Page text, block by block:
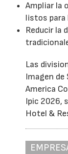
Ampliar la
listos para
Reducir la
Las
Imagen
America
Ipic 2026,
Hotel &